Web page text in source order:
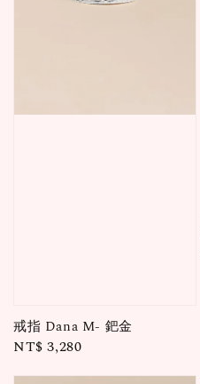
戒指 Dana M- 鈀金
Regular
NT$ 3,280